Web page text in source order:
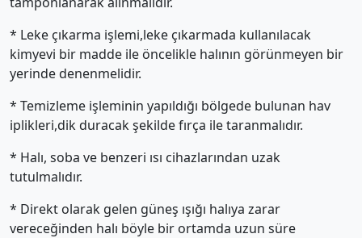
* Leke çıkarma işlemi,leke çıkarmada kullanılacak
kimyevi bir madde ile öncelikle halının görünmeyen bir
yerinde denenmelidir.
* Temizleme işleminin yapıldığı bölgede bulunan hav
iplikleri,dik duracak şekilde fırça ile taranmalıdır.
* Halı, soba ve benzeri ısı cihazlarından uzak
tutulmalıdır.
* Direkt olarak gelen güneş ışığı halıya zarar
vereceğinden halı böyle bir ortamda uzun süre